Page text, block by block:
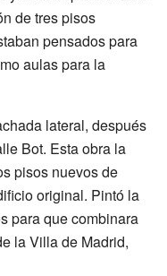
de tres pisos
pensados para
aulas para la
lateral, después
Bot. Esta obra la
pisos nuevos de
original. Pintó la
para que combinara
la Villa de Madrid,